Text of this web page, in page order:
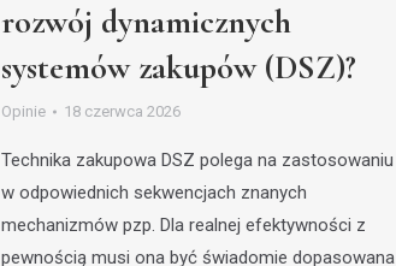
rozwój dynamicznych
systemów zakupów (DSZ)?
Opinie 18 czerwca 2026
Technika zakupowa DSZ polega na zastosowaniu
w odpowiednich sekwencjach znanych
mechanizmów pzp. Dla realnej efektywności z
pewnością musi ona być świadomie dopasowana